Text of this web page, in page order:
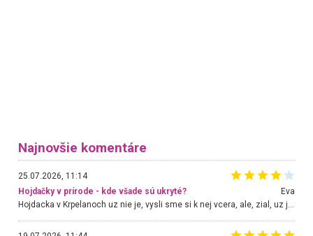
Najnovšie komentáre
25.07.2026, 11:14
Hojdačky v prírode - kde všade sú ukryté?
Eva